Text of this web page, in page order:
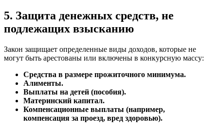
5. Защита денежных средств, не
подлежащих взысканию
Закон защищает определенные виды доходов, которые не
могут быть арестованы или включены в конкурсную массу:
Средства в размере прожиточного минимума.
Алименты.
Выплаты на детей (пособия).
Материнский капитал.
Компенсационные выплаты (например,
компенсация за проезд, вред здоровью).